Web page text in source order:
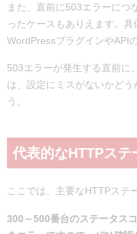
また、直前に503エラーにつ
ったケースもありえます。具
WordPressプラグインやAPI
503エラーが発生する直前に
は、設定にミスがないかど
う。
代表的なHTTPステ
ここでは、主要なHTTPステ
300～500番台のステータス